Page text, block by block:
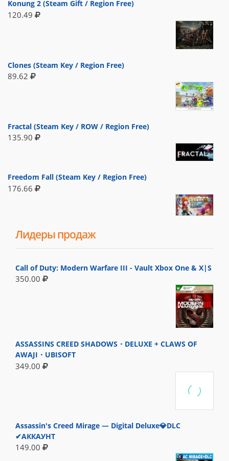
Konung 2 (Steam Gift / Region Free)
120.49
Clones (Steam Key / Region Free)
89.62
Fractal (Steam Key / ROW / Region Free)
135.90
Freedom Fall (Steam Key / Region Free)
176.66
Лидеры продаж
Call of Duty: Modern Warfare III - Vault Xbox One & X|S
350.00
ASSASSINS CREED SHADOWS・DELUXE + CLAWS OF
AWAJI・UBISOFT
349.00
Assassin's Creed Mirage — Digital Deluxe💎DLC
✔АККАУНТ
149.00